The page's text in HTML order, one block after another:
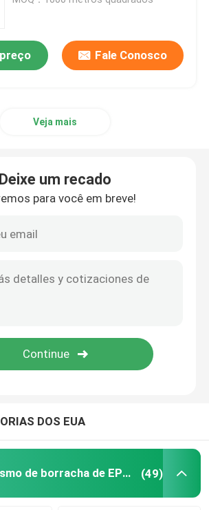
pré-fabricada
Porosa
da grama do jardim
dos esportes
do gramado
Fale Conosco
Veja mais
Deixe um recado
para você em breve!
DOS EUA
Pista de atletismo de borracha de EPDM (49)